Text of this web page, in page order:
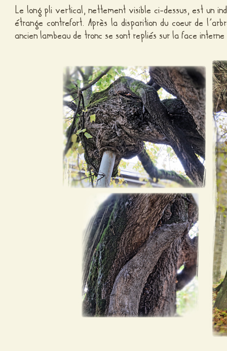
Le long pli vertical, nettement visible ci-dessus, est un
étrange contrefort. Après la disparition du coeur de
ancien lambeau de tronc se sont repliés sur la face